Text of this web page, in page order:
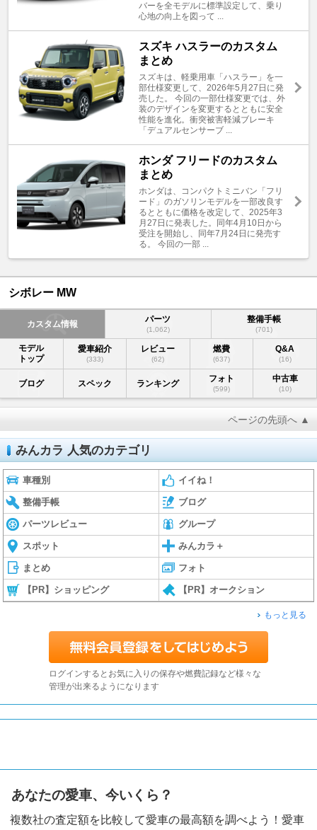
バーを全モデルに標準設定して、乗り
心地の向上を図って ...
スズキ ハスラーのカスタム
まとめ
スズキは、軽乗用車「ハスラー」を一
部仕様変更して、2026年5月27日に発
売した。 今回の一部仕様変更では、外
装のデザインを変更するとともに安全
性能を進化。衝突被害軽減ブレーキ
「デュアルセンサーブ ...
ホンダ フリードのカスタム
まとめ
ホンダは、コンパクトミニバン「フリ
ード」のガソリンモデルを一部改良す
るとともに価格を改定して、2025年3
月27日に発表した。同年4月10日から
受注を開始し、同年7月24日に発売す
る。 今回の一部 ...
シボレー MW
カスタム情報 パーツ
(1,062)
整備手帳
(701)
モデル
トップ
愛車紹介
(333)
レビュー
(62)
燃費
(637)
Q&A
(16)
ブログ スペック ランキング フォト
(599)
中古車
(10)
ページの先頭へ ▲
みんカラ 人気のカテゴリ
車種別 イイね！
整備手帳 ブログ
パーツレビュー グループ
スポット みんカラ＋
まとめ フォト
【PR】ショッピング 【PR】オークション
もっと見る
ログインするとお気に入りの保存や燃費記録など様々な
管理が出来るようになります
あなたの愛車、今いくら？
複数社の査定額を比較して愛車の最高額を調べよう！愛車